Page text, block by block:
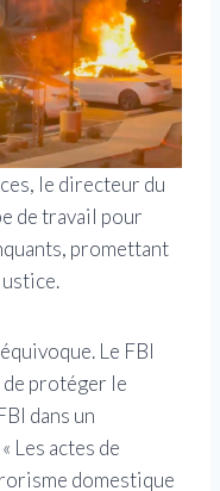
le directeur du
de travail pour
promettant
Le FBI
de protéger le
dans un
Les actes de
domestique